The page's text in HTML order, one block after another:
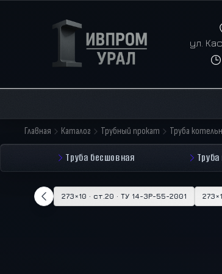
ул.
Главная Каталог Трубный прокат Труба
Труба бесшовная
273×10 · ст.20 · ТУ 14-3Р-55-2001